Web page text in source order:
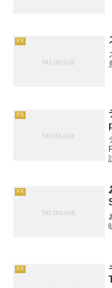
FX
FX
FX
FX